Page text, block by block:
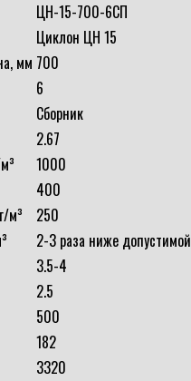
ЦН-15-700-6СП
Циклон ЦН 15
мм 700
6
Сборник
2.67
1000
400
м³
250
2-3 раза ниже допустимой
3.5-4
2.5
500
182
3320